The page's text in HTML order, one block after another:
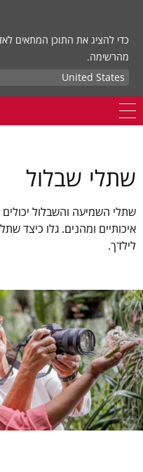
כדי להציג את התוכן המתאים
מהרשימה.
שתלי שבלול
שתלי השמיעה והשבלול
איכותיים ומהנים. גלו כיצד
לילדך.